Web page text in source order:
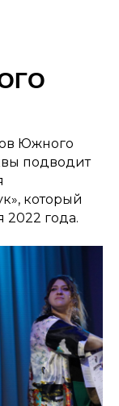
Южного
подводит
который
2022 года.